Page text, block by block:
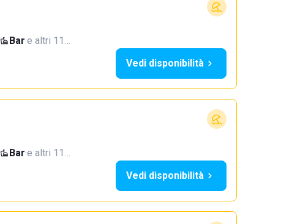
Bar·e altri 11…
Vedi disponibilità
Bar·e altri 11…
Vedi disponibilità